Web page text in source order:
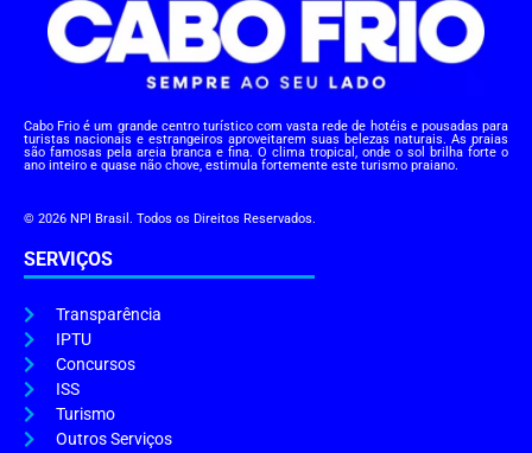
Cabo Frio é um grande centro turístico com vasta rede de hotéis e pousadas para
turistas nacionais e estrangeiros aproveitarem suas belezas naturais. As praias
são famosas pela areia branca e fina. O clima tropical, onde o sol brilha forte o
ano inteiro e quase não chove, estimula fortemente este turismo praiano.
© 2026 NPI Brasil. Todos os Direitos Reservados.
SERVIÇOS
Transparência
IPTU
Concursos
ISS
Turismo
Outros Serviços